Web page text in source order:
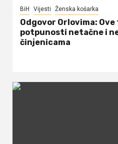
BiH Vijesti Ženska košarka
Odgovor Orlovima:
potpunosti netačne i
činjenicama